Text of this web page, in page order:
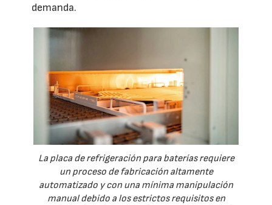
demanda.
La placa de refrigeración para baterías requiere
un proceso de fabricación altamente
automatizado y con una mínima manipulación
manual debido a los estrictos requisitos en